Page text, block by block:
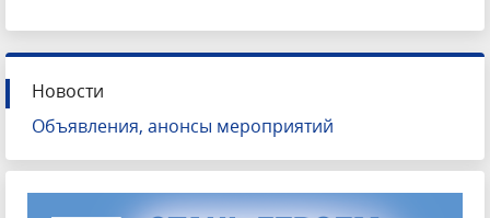
Новости
Объявления, анонсы мероприятий